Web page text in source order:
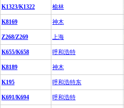
K1323/K1322 榆林
K8169 神木
Z268/Z269 上海
K655/K658 呼和浩特
K8189 神木
K195 呼和浩特东
K691/K694 呼和浩特